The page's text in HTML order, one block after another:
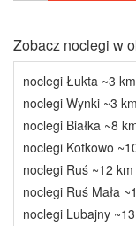
Zobacz noclegi w
noclegi Łukta ~3 km
noclegi Wynki ~3 km
noclegi Białka ~8
noclegi Kotkowo
noclegi Ruś ~12 km
noclegi Ruś Mała
noclegi Lubajny